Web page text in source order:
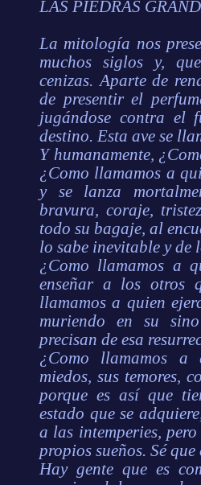
LAS PIEDRAS
La mitología nos
muchos siglos y,
cenizas. Aparte de
de presentir el
jugándose contra el
destino. Esta ave se
Y humanamente,
¿Como llamamos a
y se lanza
bravura, coraje,
todo su bagaje, al
lo sabe inevitable y de
¿Como llamamos a
enseñar a los otros
llamamos a quien
muriendo en su
precisan de esa
¿Como llamamos a
miedos, sus temores,
porque es así que
estado que se
a las intemperies,
propios sueños. Sé
Hay gente que es